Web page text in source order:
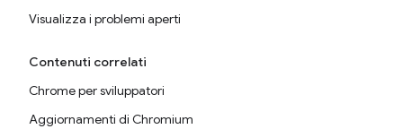
Visualizza i problemi aperti
Contenuti correlati
Chrome per sviluppatori
Aggiornamenti di Chromium